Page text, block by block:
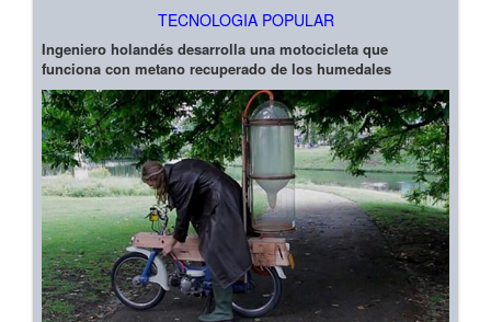
TECNOLOGIA POPULAR
Ingeniero holandés desarrolla una motocicleta que
funciona con metano recuperado de los humedales